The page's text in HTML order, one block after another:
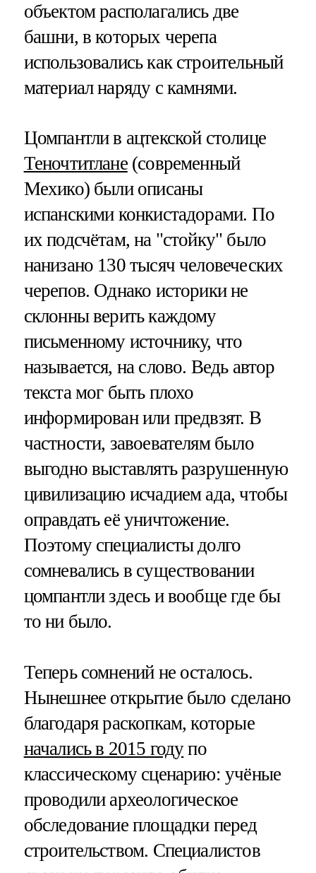
объектом располагались две
башни, в которых черепа
использовались как строительный
материал наряду с камнями.
Цомпантли в ацтекской столице
Теночтитлане(современный
Мехико) были описаны
испанскими конкистадорами. По
их подсчётам, на "стойку" было
нанизано 130 тысяч человеческих
черепов. Однако историки не
склонны верить каждому
письменному источнику, что
называется, на слово. Ведь автор
текста мог быть плохо
информирован или предвзят. В
частности, завоевателям было
выгодно выставлять разрушенную
цивилизацию исчадием ада, чтобы
оправдать её уничтожение.
Поэтому специалисты долго
сомневались в существовании
цомпантли здесь и вообще где бы
то ни было.
Теперь сомнений не осталось.
Нынешнее открытие было сделано
благодаря раскопкам, которые
начались в 2015 годупо
классическому сценарию: учёные
проводили археологическое
обследование площадки перед
строительством. Специалистов